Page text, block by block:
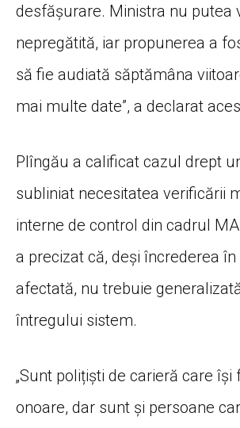
desfășurare. Ministra nu putea
nepregătită, iar propunerea a
să fie audiată săptămâna
mai multe date”, a declarat
Plîngău a calificat cazul drept
subliniat necesitatea verificării
interne de control din cadrul
a precizat că, deși încrederea
afectată, nu trebuie
întregului sistem.
„Sunt polițiști de carieră care își
onoare, dar sunt și persoane